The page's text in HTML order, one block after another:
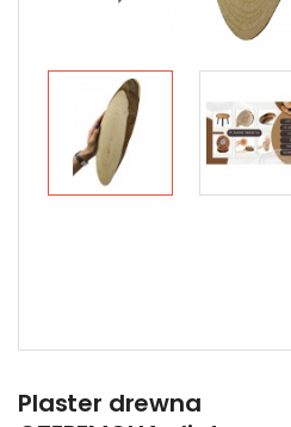
Plaster drewna